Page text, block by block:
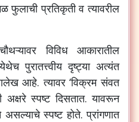
प्रतिकृती व त्यावरील
विविध आकारातील
पुरातत्त्वीय दृष्ट्या अत्यंत
आहे. त्यावर ‘विक्रम संवत
स्पष्ट दिसतात. यावरून
स्पष्ट होते. प्रांगणात